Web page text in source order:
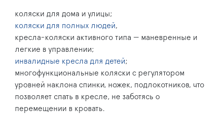
коляски для дома и улицы;
коляски для полных людей,
кресла-коляски активного типа — маневренные и
легкие в управлении;
инвалидные кресла для детей;
многофункциональные коляски с регулятором
уровней наклона спинки, ножек, подлокотников, что
позволяет спать в кресле, не заботясь о
перемещении в кровать.